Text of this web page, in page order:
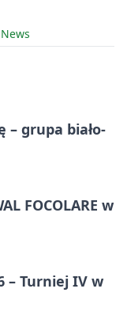
– grupa biało-
FOCOLARE w
– Turniej IV w